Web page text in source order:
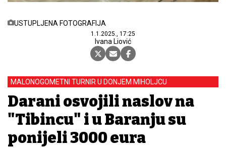
USTUPLJENA FOTOGRAFIJA
1.1.2025., 17:25
Ivana Liović
MALONOGOMETNI TURNIR U DONJEM MIHOLJCU
Darđani osvojili naslov na
"Tibincu" i u Baranju su
ponijeli 3000 eura